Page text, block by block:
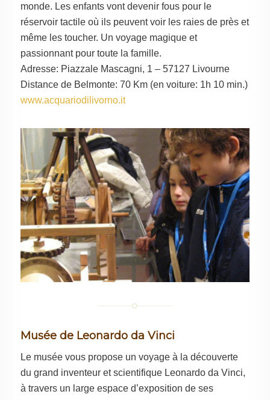
monde. Les enfants vont devenir fous pour le
réservoir tactile où ils peuvent voir les raies de près et
même les toucher. Un voyage magique et
passionnant pour toute la famille.
Adresse: Piazzale Mascagni, 1 – 57127 Livourne
Distance de Belmonte: 70 Km (en voiture: 1h 10 min.)
www.acquariodilivorno.it
Musée de Leonardo da Vinci
Le musée vous propose un voyage à la découverte
du grand inventeur et scientifique Leonardo da Vinci,
à travers un large espace d’exposition de ses